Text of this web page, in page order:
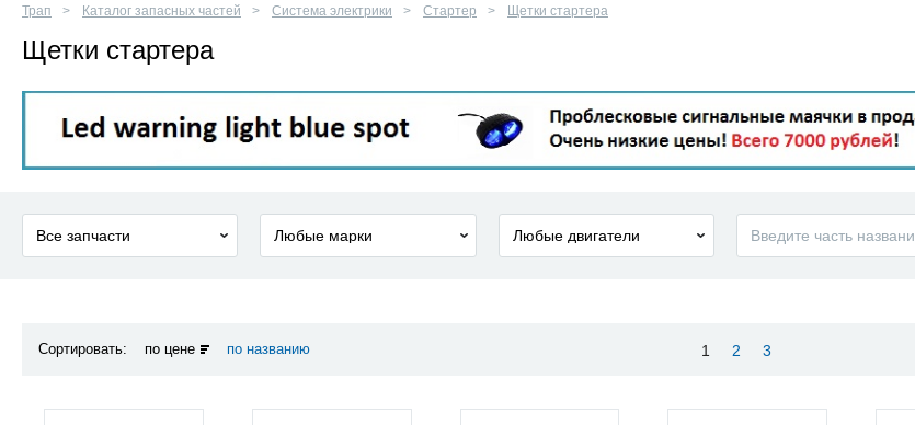
Трап Каталог запасных частей Система электрики Стартер Щетки стартера
Щетки стартера
Сортировать: по цене по названию 1 2 3